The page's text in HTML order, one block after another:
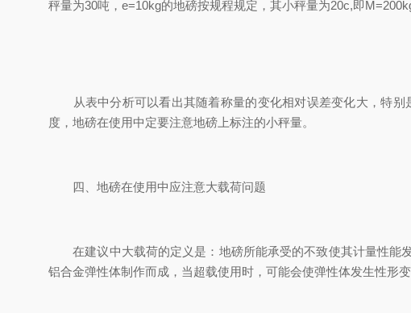
秤量为30吨，e=10kg的地磅按规程规定，其小秤量为20c,即
从表中分析可以看出其随着称量的变化相对误差变化大，特别
度，地磅在使用中定要注意地磅上标注的小秤量。
四、地磅在使用中应注意大载荷问题
在建议中大载荷的定义是：地磅所能承受的不致使其计量性能
铝合金弹性体制作而成，当超载使用时，可能会使弹性体发生性形